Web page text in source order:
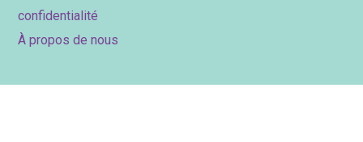
confidentialité
À propos de nous